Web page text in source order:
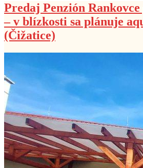
Predaj Penzión
– v blízkosti sa plánuje
(Čižatice)